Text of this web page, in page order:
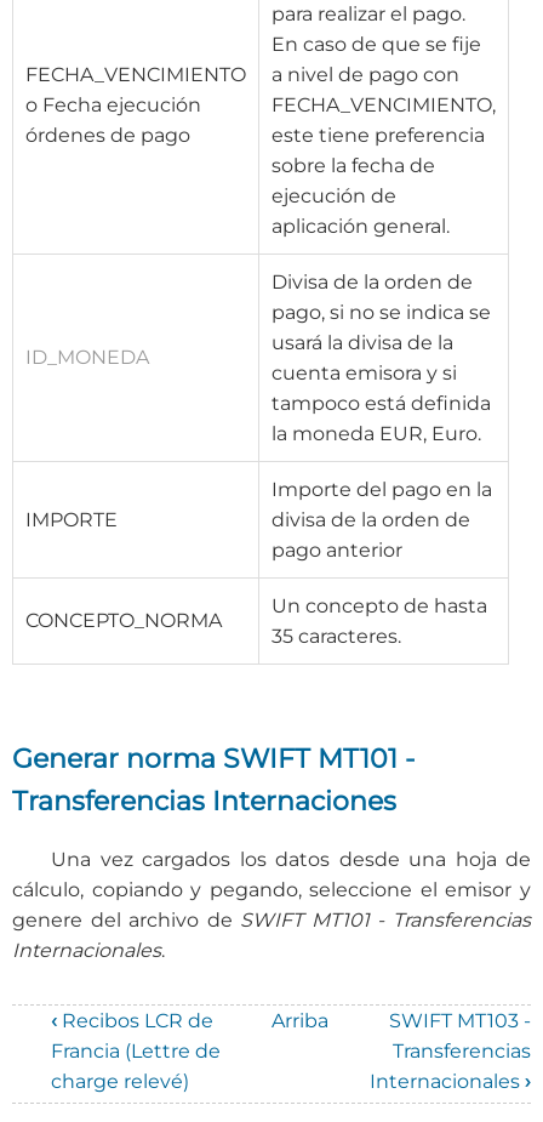
FECHA_VENCIMIENTO
o Fecha ejecución
órdenes de pago
para realizar el pago.
En caso de que se fije
a nivel de pago con
FECHA_VENCIMIENTO,
este tiene preferencia
sobre la fecha de
ejecución de
aplicación general.
ID_MONEDA
Divisa de la orden de
pago, si no se indica se
usará la divisa de la
cuenta emisora y si
tampoco está definida
la moneda EUR, Euro.
IMPORTE
Importe del pago en la
divisa de la orden de
pago anterior
CONCEPTO_NORMA
Un concepto de hasta
35 caracteres.
Generar norma SWIFT MT101 -
Transferencias Internaciones
Una vez cargados los datos desde una hoja de
cálculo, copiando y pegando, seleccione el emisor y
genere del archivo de SWIFT MT101 - Transferencias
Internacionales.
Enlaces
transversales
‹ Recibos LCR de
Francia (Lettre de
charge relevé)
Arriba
SWIFT MT103 -
Transferencias
Internacionales ›